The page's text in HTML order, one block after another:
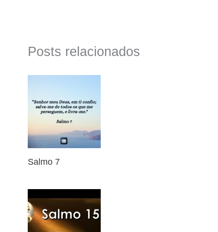
Posts relacionados
Salmo 7